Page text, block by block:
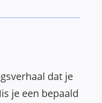
dat je
je een bepaald